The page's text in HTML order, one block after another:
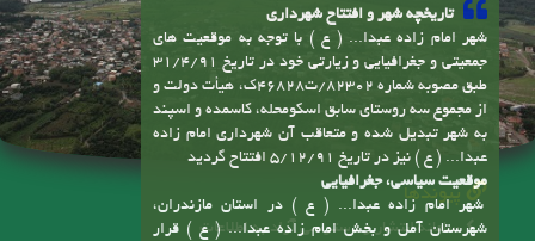
تاریخچه شهر و افتتاح شهرداری
شهر امام زاده عبدا... ( ع ) با توجه به موقعیت های
جمعیتی و جغرافیایی و زیارتی خود در تاریخ 31/4/91
طبق مصوبه شماره 82302/ت46828ک، هیأت دولت و
از مجموع سه روستای سابق اسکومحله، کاسمده و اسپند
به شهر تبدیل شده و متعاقب آن شهرداری امام زاده
عبدا... ( ع ) نیز در تاریخ 5/12/91 افتتاح گردید
موقعیت سیاسی، جغرافیایی
شهر امام زاده عبدا... ( ع ) در استان مازندران،
شهرستان آمل و بخش امام زاده عبدا... ( ع ) قرار
پیوندها
سامانه انتشار و دسترسی آزاد به اطلاعات